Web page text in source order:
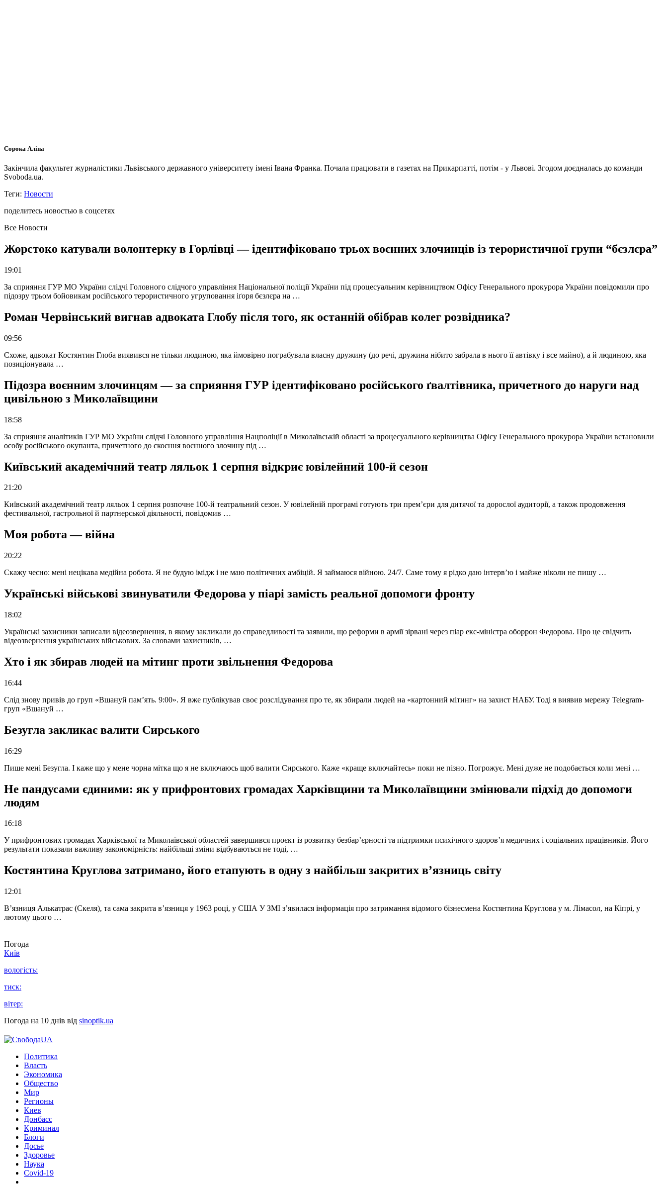
Сорока Аліна
Закінчила факультет журналістики Львівського державного університету імені Івана Франка. Почала працювати в газетах на Прикарпатті, потім - у Львові. Згодом доєдналась до команди
Svoboda.ua.
Теги: Новости
поделитесь новостью в соцсетях
Все Новости
Жорстоко катували волонтерку в Горлівці — ідентифіковано трьох воєнних злочинців із терористичної групи “бєзлєра”
19:01
За сприяння ГУР МО України слідчі Головного слідчого управління Національної поліції України під процесуальним керівництвом Офісу Генерального прокурора України повідомили про
підозру трьом бойовикам російського терористичного угруповання іґоря бєзлєра на …
Роман Червінський вигнав адвоката Глобу після того, як останній обібрав колег розвідника?
09:56
Схоже, адвокат Костянтин Глоба виявився не тільки людиною, яка ймовірно пограбувала власну дружину (до речі, дружина нібито забрала в нього її автівку і все майно), а й людиною, яка
позиціонувала …
Підозра воєнним злочинцям — за сприяння ГУР ідентифіковано російського ґвалтівника, причетного до наруги над
цивільною з Миколаївщини
18:58
За сприяння аналітиків ГУР МО України слідчі Головного управління Нацполіції в Миколаївській області за процесуального керівництва Офісу Генерального прокурора України встановили
особу російського окупанта, причетного до скоєння воєнного злочину під …
Київський академічний театр ляльок 1 серпня відкриє ювілейний 100-й сезон
21:20
Київський академічний театр ляльок 1 серпня розпочне 100-й театральний сезон. У ювілейній програмі готують три прем’єри для дитячої та дорослої аудиторії, а також продовження
фестивальної, гастрольної й партнерської діяльності, повідомив …
Моя робота — війна
20:22
Скажу чесно: мені нецікава медійна робота. Я не будую імідж і не маю політичних амбіцій. Я займаюся війною. 24/7. Саме тому я рідко даю інтерв’ю і майже ніколи не пишу …
Українські військові звинуватили Федорова у піарі замість реальної допомоги фронту
18:02
Українські захисники записали відеозвернення, в якому закликали до справедливості та заявили, що реформи в армії зірвані через піар екс-міністра оборрон Федорова. Про це свідчить
відеозвернення українських військових. За словами захисників, …
Хто і як збирав людей на мітинг проти звільнення Федорова
16:44
Слід знову привів до груп «Вшануй пам’ять. 9:00». Я вже публікував своє розслідування про те, як збирали людей на «картонний мітинг» на захист НАБУ. Тоді я виявив мережу Telegram-
груп «Вшануй …
Безугла закликає валити Сирського
16:29
Пише мені Безугла. І каже що у мене чорна мітка що я не включаюсь щоб валити Сирського. Каже «краще включайтесь» поки не пізно. Погрожує. Мені дуже не подобається коли мені …
Не пандусами єдиними: як у прифронтових громадах Харківщини та Миколаївщини змінювали підхід до допомоги
людям
16:18
У прифронтових громадах Харківської та Миколаївської областей завершився проєкт із розвитку безбар’єрності та підтримки психічного здоров’я медичних і соціальних працівників. Його
результати показали важливу закономірність: найбільші зміни відбуваються не тоді, …
Костянтина Круглова затримано, його етапують в одну з найбільш закритих в’язниць світу
12:01
В’язниця Алькатрас (Скеля), та сама закрита в’язниця у 1963 році, у США У ЗМІ з’явилася інформація про затримання відомого бізнесмена Костянтина Круглова у м. Лімасол, на Кіпрі, у
лютому цього …
Погода
Київ
вологість:
тиск:
вітер:
Погода на 10 днів від sinoptik.ua
Политика
Власть
Экономика
Общество
Мир
Регионы
Киев
Донбасс
Криминал
Блоги
Досье
Здоровье
Наука
Covid-19